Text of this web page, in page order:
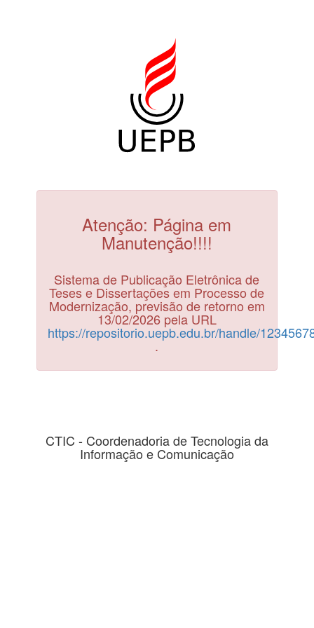
Atenção: Página em
Manutenção!!!!
Sistema de Publicação Eletrônica de
Teses e Dissertações em Processo de
Modernização, previsão de retorno em
13/02/2026 pela URL
https://repositorio.uepb.edu.br/handle/
.
CTIC - Coordenadoria de Tecnologia da
Informação e Comunicação